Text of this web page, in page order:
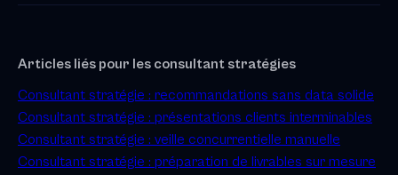
Articles liés pour les consultant stratégies
Consultant stratégie : recommandations sans data solide
Consultant stratégie : présentations clients interminables
Consultant stratégie : veille concurrentielle manuelle
Consultant stratégie : préparation de livrables sur mesure